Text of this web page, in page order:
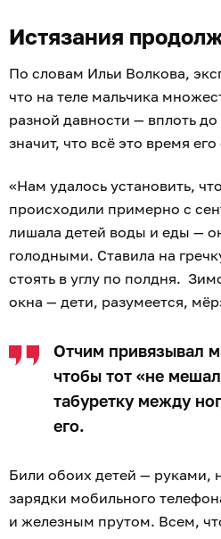
Истязания
По словам Ильи Волкова,
что на теле мальчика
разной давности — вплоть
значит, что всё это время
«Нам удалось установить,
происходили примерно с
лишала детей воды и еды —
голодными. Ставила на
стоять в углу по полдня.
окна — дети, разумеется,
Отчим привязывал
чтобы тот «не
табуретку между
его.
Били обоих детей — руками,
зарядки мобильного
и железным прутом. Всем,